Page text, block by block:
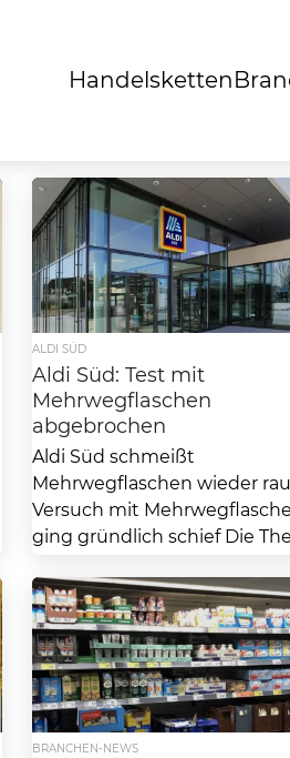
Handelsketten
ALDI SÜD
Aldi Süd: Test mit
Mehrwegflaschen
abgebrochen
Aldi Süd schmeißt
Mehrwegflaschen wieder
Versuch mit
ging gründlich schief Die
sind und bleiben super...
BRANCHEN-NEWS